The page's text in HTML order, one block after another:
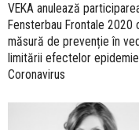
VEKA anulează
Fensterbau Frontale 2020
măsură de prevenție în
limitării efectelor
Coronavirus